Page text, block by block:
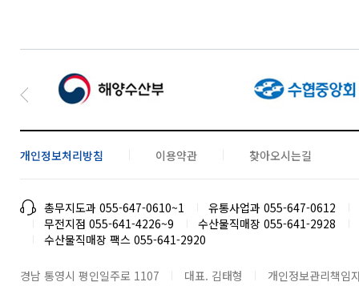
개인정보처리방침 이용약관 찾아오시는길
총무지도과 055-647-0610~1
유통사업과 055-647-0612
무전지점 055-641-4226~9
수산물직매장 055-641-2928
수산물직매장 팩스 055-641-2920
경남 통영시 평인일주로 1107 대표. 김태형
개인정보관리책임